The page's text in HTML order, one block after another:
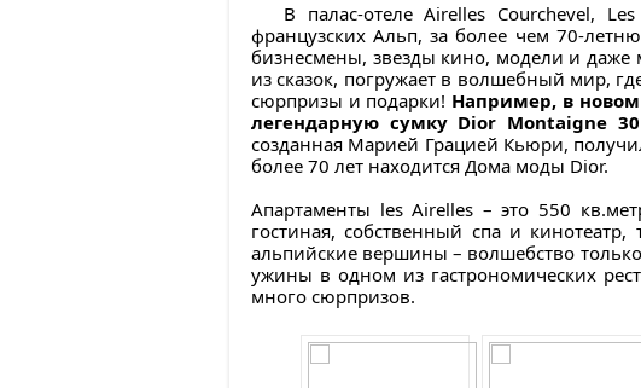
В палас-отеле Airelles Courchevel,
французских Альп, за более чем 70-
бизнесмены, звезды кино, модели и
из сказок, погружает в волшебный мир,
сюрпризы и подарки! Например, в новом
легендарную сумку Dior Montaigne
созданная Марией Грацией Кьюри,
более 70 лет находится Дома моды Dior.
Апартаменты les Airelles – это 550
гостиная, собственный спа и
альпийские вершины – волшебство
ужины в одном из гастрономических
много сюрпризов.